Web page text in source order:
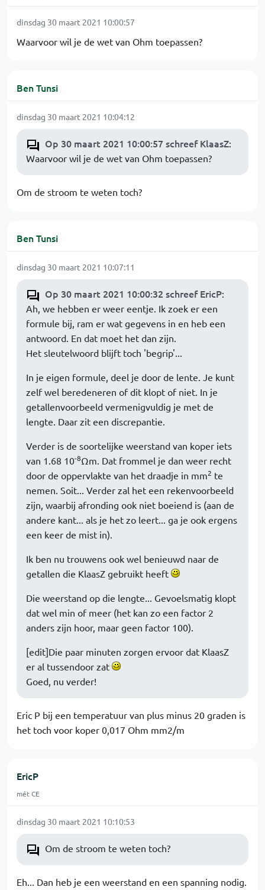
dinsdag 30 maart 2021 10:00:57
Waarvoor wil je de wet van Ohm toepassen?
Ben Tunsi
dinsdag 30 maart 2021 10:04:12
Op 30 maart 2021 10:00:57 schreef KlaasZ:
Waarvoor wil je de wet van Ohm toepassen?
Om de stroom te weten toch?
Ben Tunsi
dinsdag 30 maart 2021 10:07:11
Op 30 maart 2021 10:00:32 schreef EricP:
Ah, we hebben er weer eentje. Ik zoek er een
formule bij, ram er wat gegevens in en heb een
antwoord. En dat moet het dan zijn.
Het sleutelwoord blijft toch 'begrip'...
In je eigen formule, deel je door de lente. Je kunt
zelf wel beredeneren of dit klopt of niet. In je
getallenvoorbeeld vermenigvuldig je met de
lengte. Daar zit een discrepantie.
Verder is de soortelijke weerstand van koper iets
van 1.68 10-8Ωm. Dat frommel je dan weer recht
door de oppervlakte van het draadje in mm2 te
nemen. Soit... Verder zal het een rekenvoorbeeld
zijn, waarbij afronding ook niet boeiend is (aan de
andere kant... als je het zo leert... ga je ook ergens
een keer de mist in).
Ik ben nu trouwens ook wel benieuwd naar de
getallen die KlaasZ gebruikt heeft
Die weerstand op die lengte... Gevoelsmatig klopt
dat wel min of meer (het kan zo een factor 2
anders zijn hoor, maar geen factor 100).
[edit]Die paar minuten zorgen ervoor dat KlaasZ
er al tussendoor zat
Goed, nu verder!
Eric P bij een temperatuur van plus minus 20 graden is
het toch voor koper 0,017 Ohm mm2/m
EricP
mét CE
dinsdag 30 maart 2021 10:10:53
Om de stroom te weten toch?
Eh... Dan heb je een weerstand en een spanning nodig.